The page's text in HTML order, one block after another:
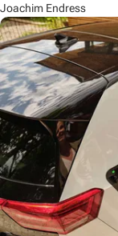
Joachim Endress